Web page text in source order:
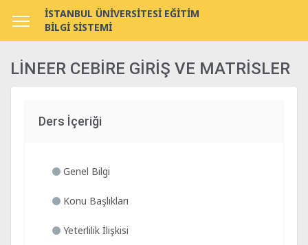
İSTANBUL ÜNİVERSİTESİ EĞİTİM
BİLGİ SİSTEMİ
LİNEER CEBİRE GİRİŞ VE MATRİSLER
Ders İçeriği
Genel Bilgi
Konu Başlıkları
Yeterlilik İlişkisi